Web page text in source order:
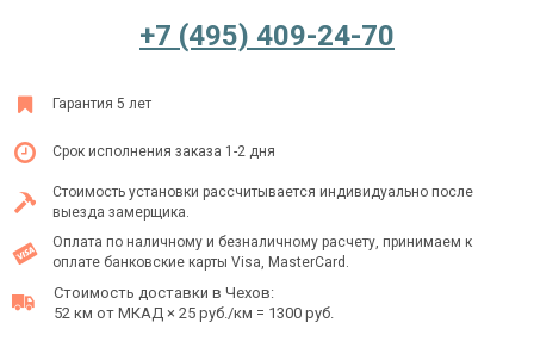
+7 (495) 409-24-70
+7 (495) 409-24-70
Гарантия 5 лет
Срок исполнения заказа 1-2 дня
Стоимость установки рассчитывается индивидуально после
выезда замерщика.
Оплата по наличному и безналичному расчету, принимаем к
оплате банковские карты Visa, MasterCard.
Стоимость доставки в Чехов:
52 км от МКАД × 25 руб./км = 1300 руб.